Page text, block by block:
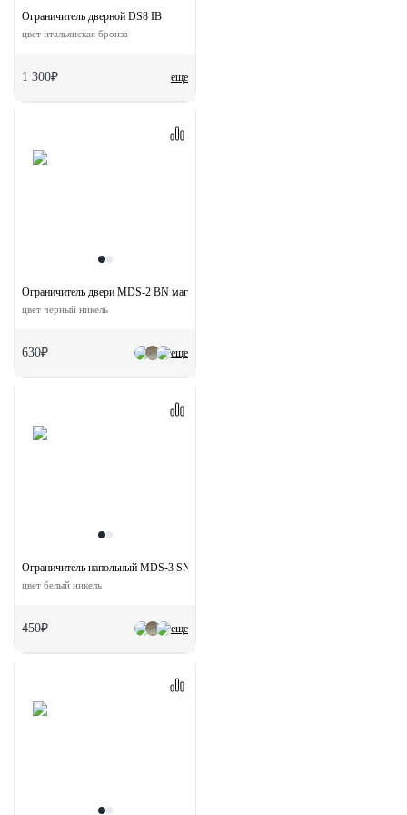
еще
Ограничитель дверной DS8 IB
цвет итальянская бронза
1 300₽
еще
Ограничитель двери MDS-2 BN магнитный
цвет черный никель
630₽
еще
Ограничитель напольный MDS-3 SN
цвет белый никель
450₽